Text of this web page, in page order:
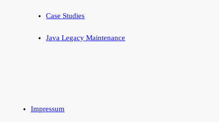
Case Studies
Java Legacy Maintenance
Impressum